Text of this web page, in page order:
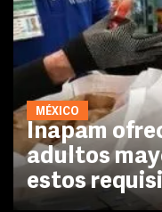
MÉXICO
Inapam
adultos
estos